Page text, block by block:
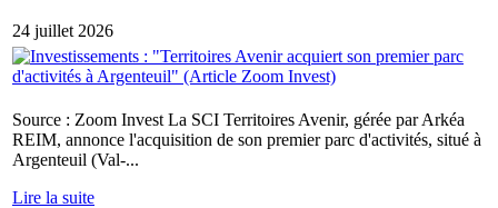
24 juillet 2026
Source : Zoom Invest La SCI Territoires Avenir, gérée par Arkéa
REIM, annonce l'acquisition de son premier parc d'activités, situé à
Argenteuil (Val-...
Lire la suite